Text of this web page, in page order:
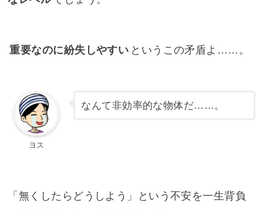
重要なのに紛失しやすい というこの矛盾よ……。
ヨス
なんて非効率的な物体だ……。
「無くしたらどうしよう」という不安を一生背負